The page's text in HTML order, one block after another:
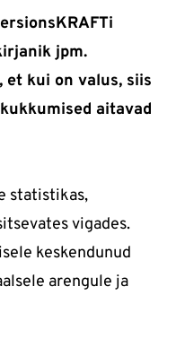
jpm.
et kui on valus, siis
aitavad
statistikas,
vigades.
keskendunud
arengule ja